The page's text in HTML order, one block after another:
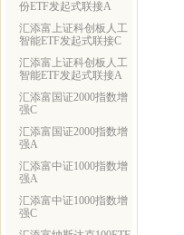
份ETF发起式联接A
汇添富上证科创板人工
智能ETF发起式联接C
汇添富上证科创板人工
智能ETF发起式联接A
汇添富国证2000指数增
强C
汇添富国证2000指数增
强A
汇添富中证1000指数增
强A
汇添富中证1000指数增
强C